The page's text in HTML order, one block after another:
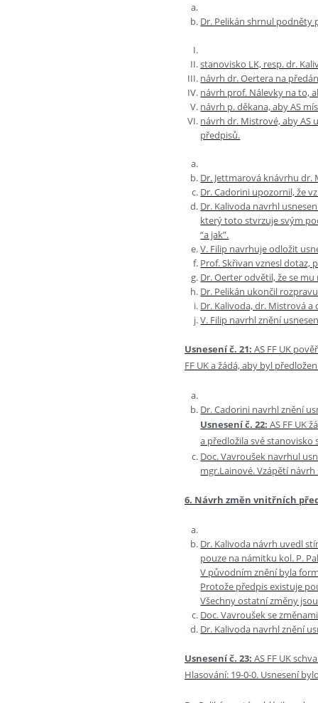
Dr. Pelikán shrnul podněty
stanovisko LK, resp. dr.
návrh dr. Oertera na
návrh prof. Nálevky na to,
návrh p. děkana, aby AS
návrh dr. Mistrové, aby AS
předpisů.
Dr. Jettmarová knávrhu dr.
Dr. Cadorini upozornil, že
Dr. Kalivoda navrhl
který toto stvrzuje svým
“a jak”.
V. Filip navrhuje odložit
Prof. Skřivan vznesl dotaz,
Dr. Oerter odvětil, že se
Dr. Pelikán ukončil
Dr. Kalivoda, dr. Mistrová
V. Filip navrhl znění
Usnesení č. 21: AS FF UK
FF UK a žádá, aby byl
Dr. Cadorini navrhl znění
Usnesení č. 22: AS FF UK
a předložila své stanovisko
Doc. Vavroušek navrhul
mgr.Lainové. Vzápětí
6. Návrh změn vnitřních
Dr. Kalivoda návrh uvedl
pouze na námitku kol. P.
V původním znění byla
Protože předpis existuje
Všechny ostatní změny
Doc. Vavroušek se
Dr. Kalivoda navrhl znění
Usnesení č. 23: AS FF UK
Hlasování: 19-0-0. Usnesení